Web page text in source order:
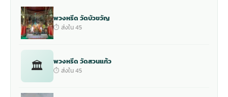
พวงหรีด วัดบัวขวัญ
⏱ ส่งใน 45
🏛 พวงหรีด วัดสวนแก้ว
⏱ ส่งใน 45